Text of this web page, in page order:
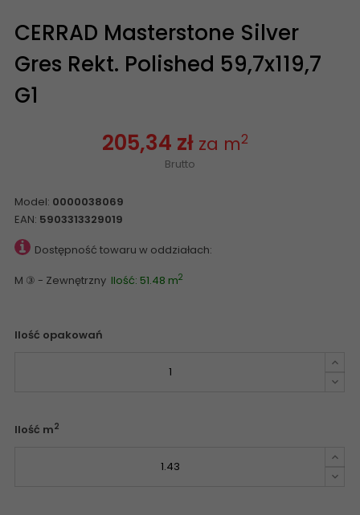
CERRAD Masterstone Silver
Gres Rekt. Polished 59,7x119,7
G1
205,34 zł za m2
Brutto
Model: 0000038069
EAN: 5903313329019
Dostępność towaru w oddziałach:
M ③ - Zewnętrzny Ilość: 51.48 m2
Ilość opakowań
Ilość m2